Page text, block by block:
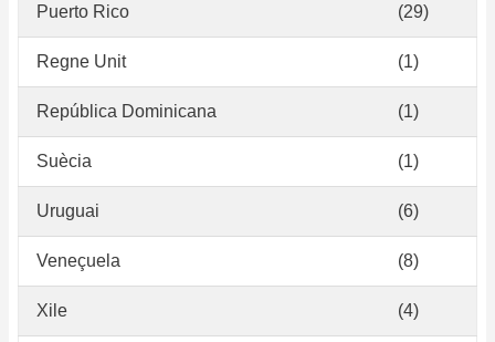
Puerto Rico (29)
Regne Unit (1)
República Dominicana (1)
Suècia (1)
Uruguai (6)
Veneçuela (8)
Xile (4)